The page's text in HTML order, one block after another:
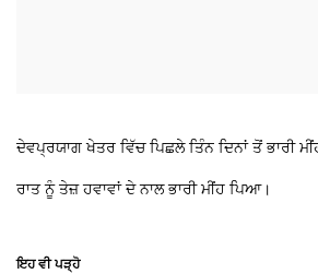
ਦੇਵਪ੍ਰਯਾਗ ਖੇਤਰ ਵਿੱਚ ਪਿਛਲੇ ਤਿੰਨ ਦਿਨਾਂ ਤੋਂ ਭਾਰੀ
ਰਾਤ ਨੂੰ ਤੇਜ਼ ਹਵਾਵਾਂ ਦੇ ਨਾਲ ਭਾਰੀ ਮੀਂਹ ਪਿਆ।
ਇਹ ਵੀ ਪੜ੍ਹੋ